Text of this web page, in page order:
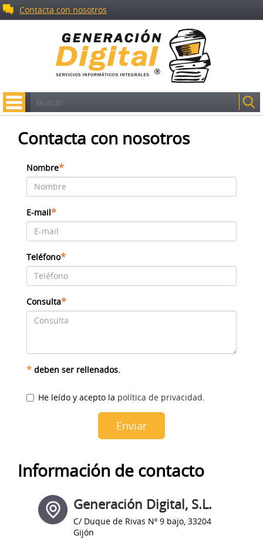
Contacta con nosotros
Contacta con nosotros
Nombre*
E-mail*
Teléfono*
Consulta*
* deben ser rellenados.
He leído y acepto la política de privacidad
Información de contacto
Generación Digital, S.L.
C/ Duque de Rivas Nº 9 bajo, 33204
Gijón